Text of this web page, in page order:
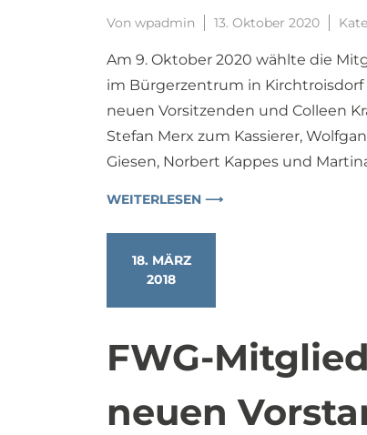
Von wpadmin 13. Oktober 2020
Am 9. Oktober 2020 wählte die
im Bürgerzentrum in
neuen Vorsitzenden und Colleen
Stefan Merx zum Kassierer,
Giesen, Norbert Kappes und
WEITERLESEN ⟶
18. MÄRZ
2018
FWG-
neuen